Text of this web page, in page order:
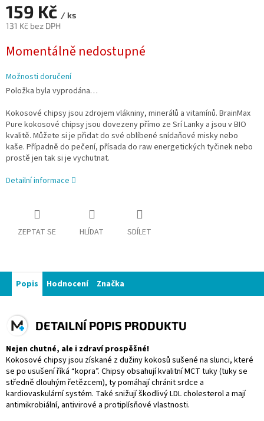
159 Kč / ks
131 Kč bez DPH
cena:
Momentálně nedostupné
Možnosti doručení
Položka byla vyprodána…
Kokosové chipsy jsou zdrojem vlákniny, minerálů a vitamínů. BrainMax
Pure kokosové chipsy jsou dovezeny přímo ze Srí Lanky a jsou v BIO
kvalitě. Můžete si je přidat do své oblíbené snídaňové misky nebo
kaše. Případně do pečení, přísada do raw energetických tyčinek nebo
prostě jen tak si je vychutnat.
Detailní informace
ZEPTAT SE HLÍDAT SDÍLET
Popis Hodnocení Značka
DETAILNÍ POPIS PRODUKTU
Nejen chutné, ale i zdraví prospěšné!
Kokosové chipsy jsou získané z dužiny kokosů sušené na slunci, které
se po usušení říká “kopra”. Chipsy obsahují kvalitní MCT tuky (tuky se
středně dlouhým řetězcem), ty pomáhají chránit srdce a
kardiovaskulární systém. Také snižují škodlivý LDL cholesterol a mají
antimikrobiální, antivirové a protiplísňové vlastnosti.